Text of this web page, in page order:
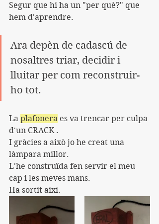
Segur que hi ha un "per què?" que
hem d'aprendre.
Ara depèn de cadascú de
nosaltres triar, decidir i
lluitar per com reconstruir-
ho tot.
La plafonera es va trencar per culpa
d'un CRACK .
I gràcies a això jo he creat una
làmpara millor.
L'he construïda fen servir el meu
cap i les meves mans.
Ha sortit així.